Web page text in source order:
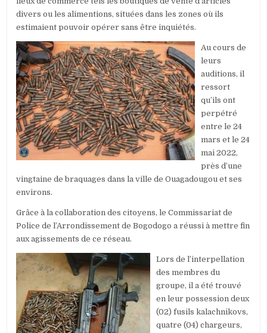
divers ou les alimentions, situées dans les zones où ils
estimaient pouvoir opérer sans être inquiétés.
Au cours de
leurs
auditions, il
ressort
qu’ils ont
perpétré
entre le 24
mars et le 24
mai 2022,
près d’une
vingtaine de braquages dans la ville de Ouagadougou et ses
environs.
Grâce à la collaboration des citoyens, le Commissariat de
Police de l’Arrondissement de Bogodogo a réussi à mettre fin
aux agissements de ce réseau.
Lors de l’interpellation
des membres du
groupe, il a été trouvé
en leur possession deux
(02) fusils kalachnikovs,
quatre (04) chargeurs,